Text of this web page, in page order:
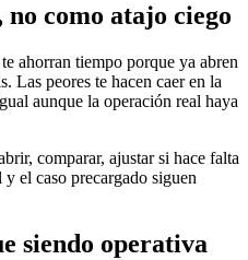
como atajo ciego
ahorran tiempo porque ya abren
Las peores te hacen caer en la
aunque la operación real haya
comparar, ajustar si hace falta
el caso precargado siguen
siendo operativa